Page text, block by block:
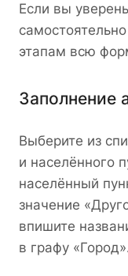
Если вы
этапам всю
Заполнение
Выберите из
и населённого
населённый
значение
впишите
в графу